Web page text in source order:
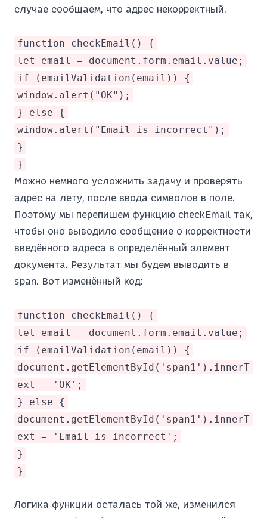
случае сообщаем, что адрес некорректный.
function checkEmail() {
let email = document.form.email.value;
if (emailValidation(email)) {
window.alert("OK");
} else {
window.alert("Email is incorrect");
}
}
Можно немного усложнить задачу и проверять
адрес на лету, после ввода символов в поле.
Поэтому мы перепишем функцию checkEmail так,
чтобы оно выводило сообщение о корректности
введённого адреса в определённый элемент
документа. Результат мы будем выводить в
span. Вот изменённый код:
function checkEmail() {
let email = document.form.email.value;
if (emailValidation(email)) {
document.getElementById('span1').innerT
ext = 'OK';
} else {
document.getElementById('span1').innerT
ext = 'Email is incorrect';
}
}
Логика функции осталась той же, изменился